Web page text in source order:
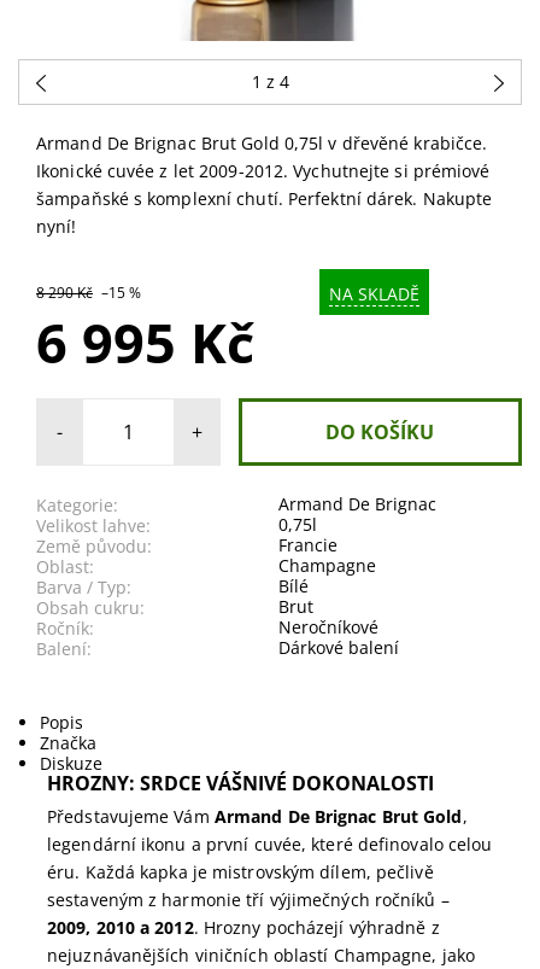
1 z 4
Armand De Brignac Brut Gold 0,75l v dřevěné krabičce.
Ikonické cuvée z let 2009-2012. Vychutnejte si prémiové
šampaňské s komplexní chutí. Perfektní dárek. Nakupte
nyní!
8 290 Kč –15 % NA SKLADĚ
6 995 Kč
- +
Kategorie:
Armand De Brignac
Velikost lahve:
0,75l
Země původu:
Francie
Oblast:
Champagne
Barva / Typ:
Bílé
Obsah cukru:
Brut
Ročník:
Neročníkové
Balení:
Dárkové balení
Popis
Značka
Diskuze
HROZNY: SRDCE VÁŠNIVÉ DOKONALOSTI
Představujeme Vám Armand De Brignac Brut Gold,
legendární ikonu a první cuvée, které definovalo celou
éru. Každá kapka je mistrovským dílem, pečlivě
sestaveným z harmonie tří výjimečných ročníků –
2009, 2010 a 2012. Hrozny pocházejí výhradně z
nejuznávanějších viničních oblastí Champagne, jako